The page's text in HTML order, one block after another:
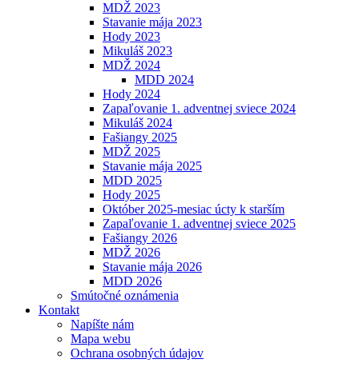
MDŽ 2023
Stavanie mája 2023
Hody 2023
Mikuláš 2023
MDŽ 2024
MDD 2024
Hody 2024
Zapaľovanie 1. adventnej sviece 2024
Mikuláš 2024
Fašiangy 2025
MDŽ 2025
Stavanie mája 2025
MDD 2025
Hody 2025
Október 2025-mesiac úcty k starším
Zapaľovanie 1. adventnej sviece 2025
Fašiangy 2026
MDŽ 2026
Stavanie mája 2026
MDD 2026
Smútočné oznámenia
Kontakt
Napíšte nám
Mapa webu
Ochrana osobných údajov